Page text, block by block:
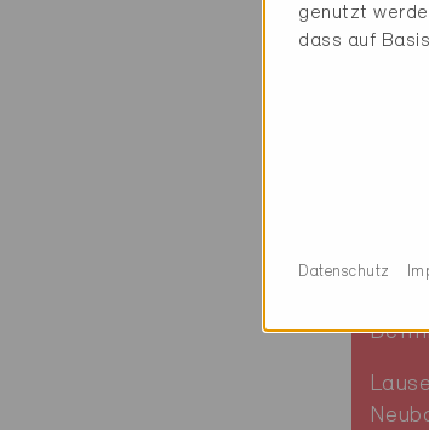
4
genutzt
dass auf
Datenschutz